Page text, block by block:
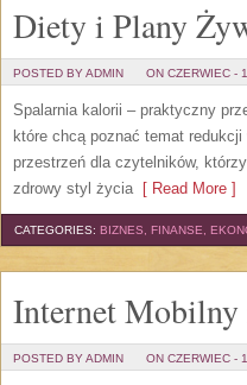
Diety i Plany
POSTED BY ADMIN ON CZERWIEC -
Spalarnia kalorii – praktyczny
które chcą poznać temat
przestrzeń dla czytelników,
zdrowy styl życia[ Read More ]
CATEGORIES: BIZNES, FINANSE,
Internet
POSTED BY ADMIN ON CZERWIEC -